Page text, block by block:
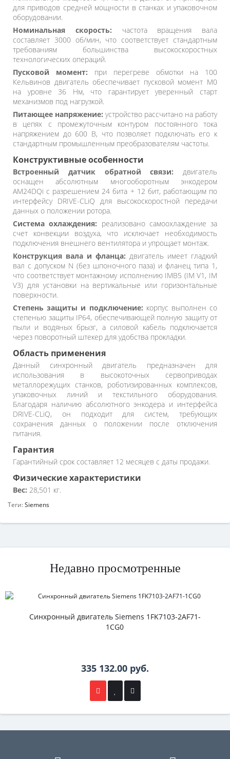
для приводов средней мощности в станках и упаковочном
оборудовании.
Номинальная скорость: частота вращения вала
составляет 3000 об/мин, что соответствует стандартным
требованиям большинства высокоскоростных
технологических операций.
Пусковой момент: при перегреве обмотки на 100
Кельвинов двигатель обеспечивает пусковой момент M0
на уровне 36 Нм, что гарантирует уверенный старт
механизмов под нагрузкой.
Питающее напряжение: устройство рассчитано на работу
в цепях с промежуточным контуром постоянного тока
напряжением до 600 В, что позволяет подключать его к
стандартным промышленным преобразователям частоты.
Конструктивные особенности
Встроенный датчик обратной связи: двигатель
оснащен абсолютным многооборотным энкодером
AM24DQi с разрешением 24 бита + 12 бит, работающим по
интерфейсу DRIVE-CLiQ для высокоскоростной передачи
данных о положении ротора.
Система охлаждения: реализовано самоохлаждение за
счет конвекции воздуха, что исключает необходимость
подключения внешнего вентилятора и упрощает монтаж.
Конструкция вала и фланца: двигатель имеет гладкий
вал с допуском N (без шпоночного паза) и фланец типа 1,
что соответствует монтажному исполнению IMB5 (IM V1, IM
V3) для установки на вертикальные или горизонтальные
поверхности.
Степень защиты и подключение: корпус выполнен со
степенью защиты IP64, обеспечивающей полную защиту от
пыли и водяных брызг, а силовой кабель подключается
через поворотный штекер для удобства прокладки.
Область применения
Данный синхронный двигатель предназначен для
использования в высокоточных сервоприводах
металлорежущих станков, роботизированных комплексов,
упаковочных линий и текстильного оборудования.
Благодаря наличию абсолютного энкодера и интерфейса
DRIVE-CLiQ, он подходит для систем, требующих
сохранения данных о положении после отключения
питания.
Гарантия
Гарантийный срок составляет 12 месяцев с даты продажи.
Физические характеристики
Вес: 28,501 кг.
Теги:Siemens
Недавно просмотренные
Синхронный двигатель Siemens 1FK7103-2AF71-
1CG0
335 132.00 руб.